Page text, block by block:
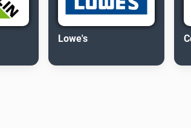
Lowe's